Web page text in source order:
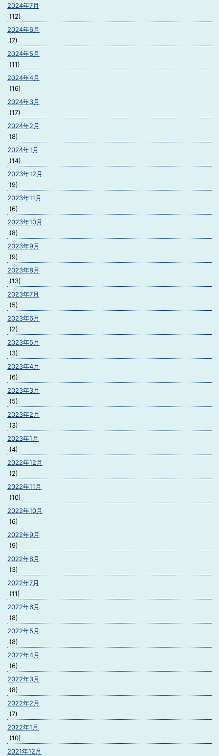
2024年7月
(12)
2024年6月
(7)
2024年5月
(11)
2024年4月
(16)
2024年3月
(17)
2024年2月
(8)
2024年1月
(14)
2023年12月
(9)
2023年11月
(6)
2023年10月
(8)
2023年9月
(9)
2023年8月
(13)
2023年7月
(5)
2023年6月
(2)
2023年5月
(3)
2023年4月
(6)
2023年3月
(5)
2023年2月
(3)
2023年1月
(4)
2022年12月
(2)
2022年11月
(10)
2022年10月
(6)
2022年9月
(9)
2022年8月
(3)
2022年7月
(11)
2022年6月
(8)
2022年5月
(8)
2022年4月
(6)
2022年3月
(8)
2022年2月
(7)
2022年1月
(10)
2021年12月